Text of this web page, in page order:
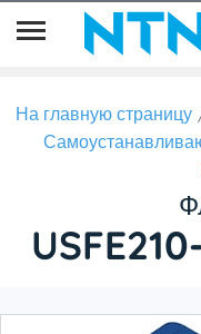
На главную страницу